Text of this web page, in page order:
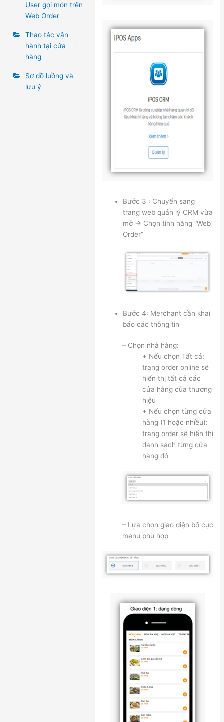
User gọi món trên
Web Order
Thao tác vận
hành tại cửa
hàng
Sơ đồ luồng và
lưu ý
Bước 3 : Chuyển sang
trang web quản lý CRM vừa
mở -> Chọn tính năng “Web
Order”
Bước 4: Merchant cần khai
báo các thông tin
– Chọn nhà hàng:
+ Nếu chọn Tất cả:
trang order online sẽ
hiển thị tất cả các
cửa hàng của thương
hiệu
+ Nếu chọn từng cửa
hàng (1 hoặc nhiều):
trang order sẽ hiển thị
danh sách từng cửa
hàng đó
– Lựa chọn giao diện bố cục
menu phù hợp